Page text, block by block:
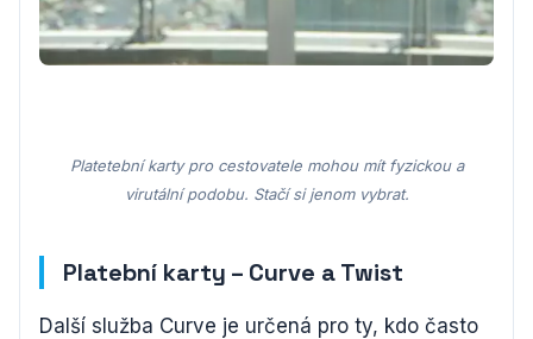
Platetební karty pro cestovatele mohou mít fyzickou a
virutální podobu. Stačí si jenom vybrat.
Platební karty – Curve a Twist
Další služba Curve je určená pro ty, kdo často